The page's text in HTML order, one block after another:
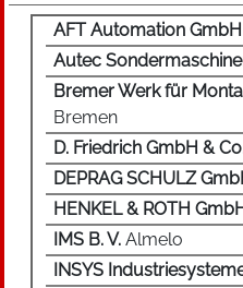
großem Strom.
sind für Relais
sind Halbleiter und
Schütze, auch
elektrisch betätigte
und Hilfsschütze
Hilfsschütze werden
Selbsthalteschaltung
des Leistungsschützes
Hilfsschütze
AFT Automation GmbH
Autec
Bremer Werk für
Bremen
D. Friedrich GmbH &
DEPRAG SCHULZ
HENKEL & ROTH
IMS B. V. Almelo
INSYS